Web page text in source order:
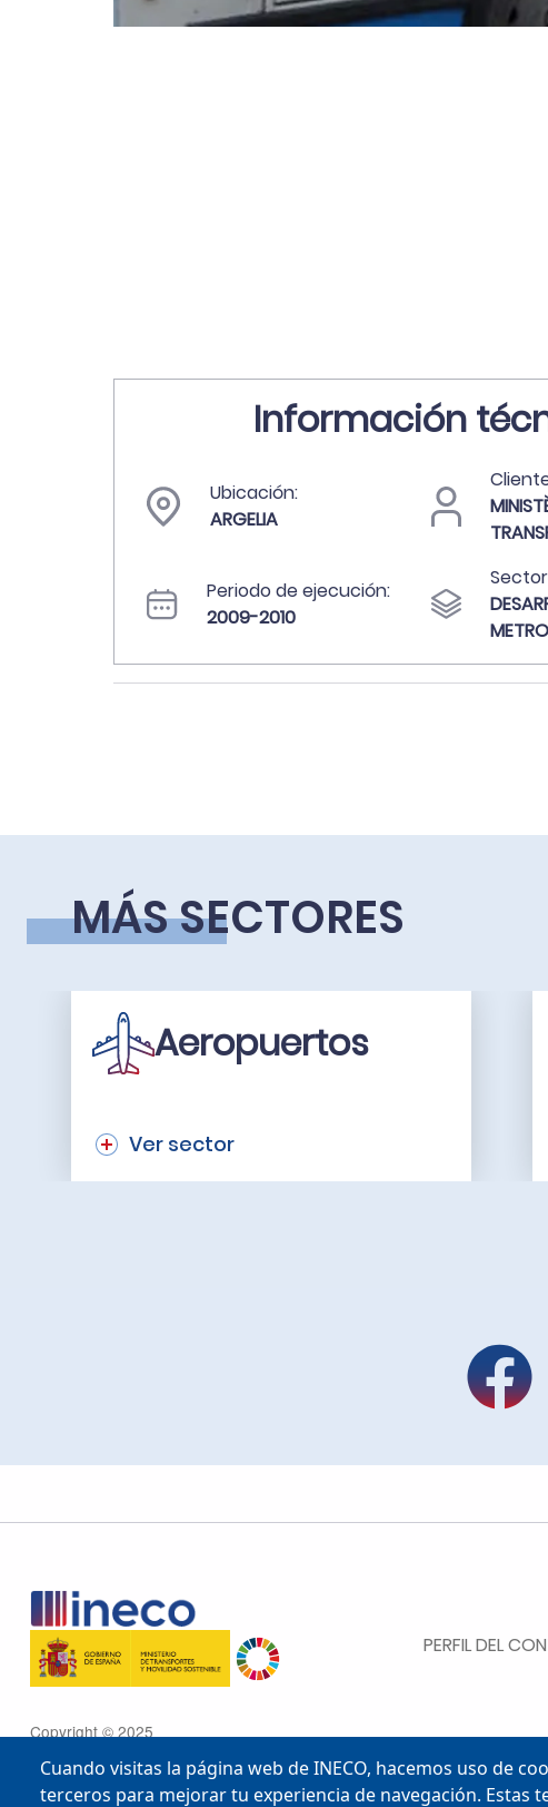
Cuando visitas la página web de INECO, hacemos uso de
terceros para mejorar tu experiencia de navegación. Estas
Información
Ubicación:
ARGELIA
Periodo de ejecución:
2009-2010
MÁS SECTORES
Aeropuertos
Ver sector
Copyright © 2025
MENU FOOTER
PERFIL DEL